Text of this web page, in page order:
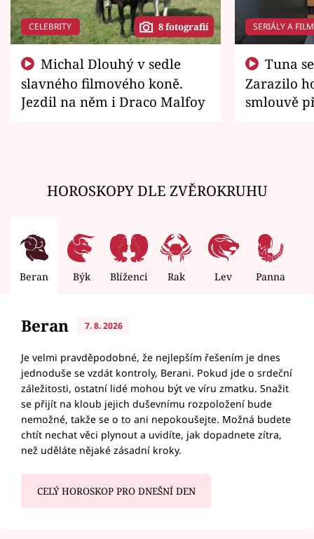
CELEBRITY 8 fotografií
slavného filmového koně.
Jezdil na něm i Draco Malfoy
SERIÁLY A
Zarazilo
smlouvě
HOROSKOPY DLE ZVĚROKRUHU
Beran Býk Blíženci Rak Lev Panna
Beran 7. 8. 2026
Je velmi pravděpodobné, že nejlepším řešením je dnes
jednoduše se vzdát kontroly, Berani. Pokud jde o srdeční
záležitosti, ostatní lidé mohou být ve víru zmatku. Snažit
se přijít na kloub jejich duševnímu rozpoložení bude
nemožné, takže se o to ani nepokoušejte. Možná budete
chtít nechat věci plynout a uvidíte, jak dopadnete zítra,
než uděláte nějaké zásadní kroky.
CELÝ HOROSKOP PRO DNEŠNÍ DEN